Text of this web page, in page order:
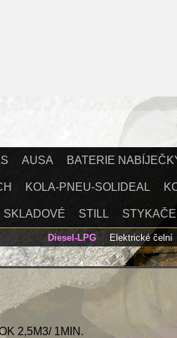
AUSA BATERIE
KOLA-PNEU-SOLIDEAL
SKLADOVÉ STILL STYKAČE
Diesel-LPG Elektrické čelní
2,5M3/ 1MIN.